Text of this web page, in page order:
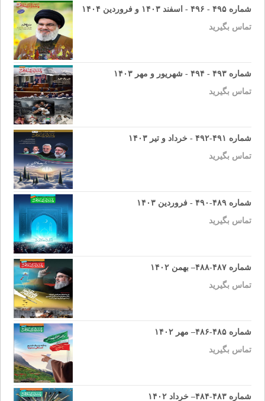
شماره ۴۹۵ - ۴۹۶ - اسفند ۱۴۰۳ و فروردین ۱۴۰۴
تماس بگیرید
شماره ۴۹۳ - ۴۹۴ - شهریور و مهر ۱۴۰۳
تماس بگیرید
شماره ۴۹۱-۴۹۲ - خرداد و تیر ۱۴۰۳
تماس بگیرید
شماره ۴۸۹-۴۹۰ - فروردین ۱۴۰۳
تماس بگیرید
شماره ۴۸۷-۴۸۸– بهمن ۱۴۰۲
تماس بگیرید
شماره ۴۸۵-۴۸۶– مهر ۱۴۰۲
تماس بگیرید
شماره ۴۸۳-۴۸۴– خرداد ۱۴۰۲